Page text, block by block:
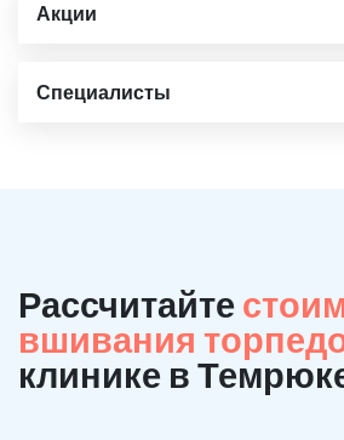
Акции
Специалисты
Рассчитайте
вшивания
клинике в